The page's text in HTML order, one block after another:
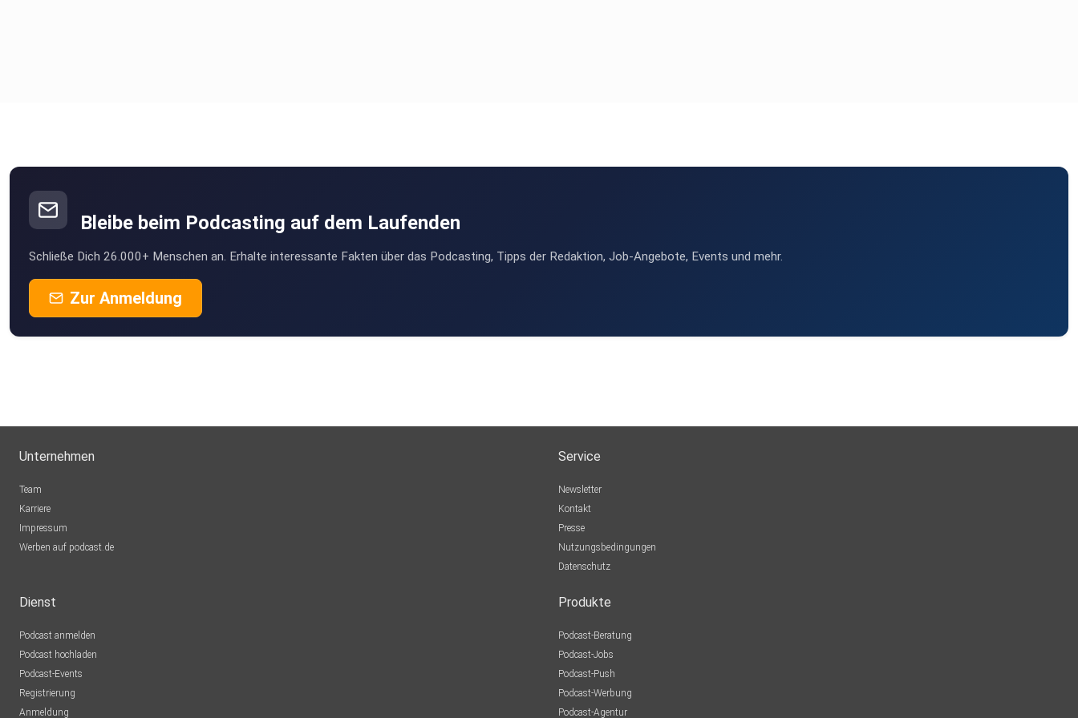
Bleibe beim Podcasting auf dem Laufenden
Schließe Dich 26.000+ Menschen an. Erhalte interessante Fakten über das Podcasting, Tipps der Redaktion, Job-Angebote, Events und mehr.
Zur Anmeldung
Unternehmen
Team
Karriere
Impressum
Werben auf podcast.de
Service
Newsletter
Kontakt
Presse
Nutzungsbedingungen
Datenschutz
Dienst
Podcast anmelden
Podcast hochladen
Podcast-Events
Registrierung
Anmeldung
Produkte
Podcast-Beratung
Podcast-Jobs
Podcast-Push
Podcast-Werbung
Podcast-Agentur